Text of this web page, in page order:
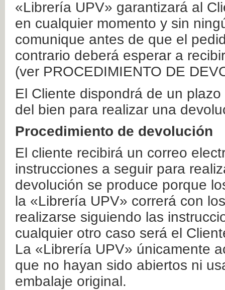
«Librería UPV» garantizará al
en cualquier momento y sin
comunique antes de que el
contrario deberá esperar a
(ver PROCEDIMIENTO DE
El Cliente dispondrá de un
del bien para realizar una
Procedimiento de devolución
El cliente recibirá un correo
instrucciones a seguir para
devolución se produce porque
la «Librería UPV» correrá con
realizarse siguiendo las
cualquier otro caso será el
La «Librería UPV» únicamente
que no hayan sido abiertos ni
embalaje original.